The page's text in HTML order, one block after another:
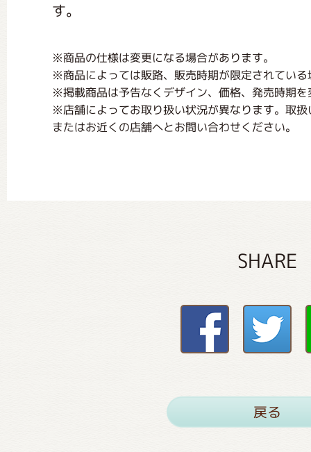
す。
※商品の仕様は変更になる場合があります。
※商品によっては販路、販売時期が限定されてい
※掲載商品は予告なくデザイン、価格、発売時期
※店舗によってお取り扱い状況が異なります。取
またはお近くの店舗へとお問い合わせください。
SHARE
戻る